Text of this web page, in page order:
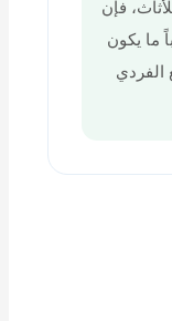
فإن
ما يكون
الفردي